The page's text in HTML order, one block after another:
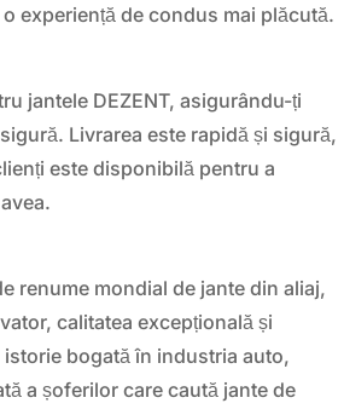
experiență de condus mai plăcută.
jantele DEZENT, asigurându-ți
Livrarea este rapidă și sigură,
este disponibilă pentru a
renume mondial de jante din aliaj,
calitatea excepțională și
bogată în industria auto,
a șoferilor care caută jante de